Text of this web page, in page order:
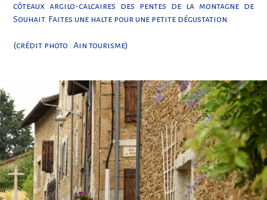
côteaux argilo-calcaires des pentes de la montagne de
Souhait. Faites une halte pour une petite dégustation.
(crédit photo : Ain tourisme)